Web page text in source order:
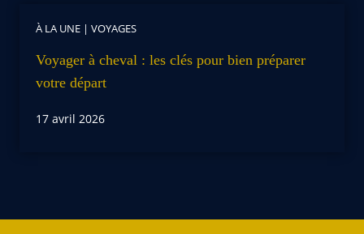
À LA UNE | VOYAGES
Voyager à cheval : les clés pour bien préparer
votre départ
17 avril 2026